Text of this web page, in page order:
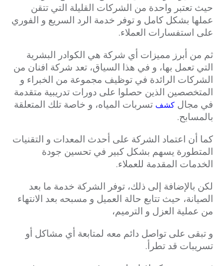
حيث تعتبر واحدة من الشركات القليلة التي تتقن
عملها بشكل كامل و توفر خدمة الرد السريع و الفوري
على استفسارات العملاء.
ثم من أبرز مميزات أي شركة هي الكوادر البشرية
التي تعمل بها، و في هذا السياق، تعد شركة افنان من
الشركات الرائدة في توظيف مجموعة من الخبراء و
المتخصصين الذين حصلوا على دورات تدريبية متقدمة
في مجال كشف تسربات المياه، و خاصة تلك المتعلقة
بالمسابح.
كما أن اعتماد الشركة على أحدث المعدات و التقنيات
المتطورة يسهم بشكل كبير في تحسين جودة
الخدمات المقدمة للعملاء.
لكن بالإضافة إلى ذلك، توفر الشركة خدمة ما بعد
الصيانة، حيث تتابع حالة العميل و مسبحه بعد الانتهاء
من عملية العزل و الترميم،
و تبقى على تواصل دائم معه لمتابعة أي مشاكل أو
تسريبات قد تطرأ.